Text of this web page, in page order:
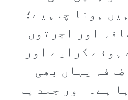
ہونا چاہیے؛
اور اجرتوں
ہوئے کرایے اور
یہاں بھی
ہے۔ اور جلد یا